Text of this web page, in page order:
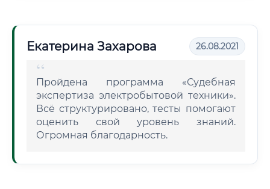
Екатерина Захарова 26.08.2021
Пройдена программа «Судебная
экспертиза электробытовой техники».
Всё структурировано, тесты помогают
оценить свой уровень знаний.
Огромная благодарность.